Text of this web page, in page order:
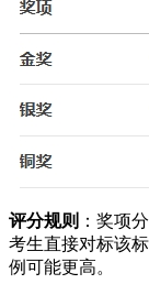
评分规则 ：奖项
考生直接对标该
例可能更高。